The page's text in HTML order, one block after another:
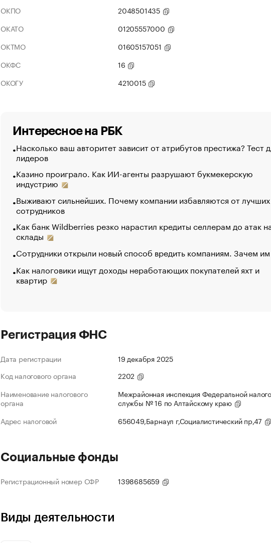
ОКПО
2048501435
ОКАТО
01205557000
ОКТМО
01605157051
ОКФС
16
ОКОГУ
4210015
Интересное на РБК
Насколько ваш авторитет зависит от атрибутов престижа? Тест
лидеров
Казино проиграло. Как ИИ-агенты разрушают букмекерскую
индустрию
Выживают сильнейших. Почему компании избавляются от лучших
сотрудников
Как банк Wildberries резко нарастил кредиты селлерам до атак
склады
Сотрудники открыли новый способ вредить компаниям. Зачем
Как налоговики ищут доходы неработающих покупателей яхт и
квартир
Регистрация ФНС
Дата регистрации
19 декабря 2025
Код налогового органа
2202
Наименование налогового
органа
Межрайонная инспекция Федеральной
службы № 16 по Алтайскому краю
Адрес налоговой
656049,Барнаул г,Социалистический пр,47
Социальные фонды
Регистрационный номер СФР 1398685659
Виды деятельности